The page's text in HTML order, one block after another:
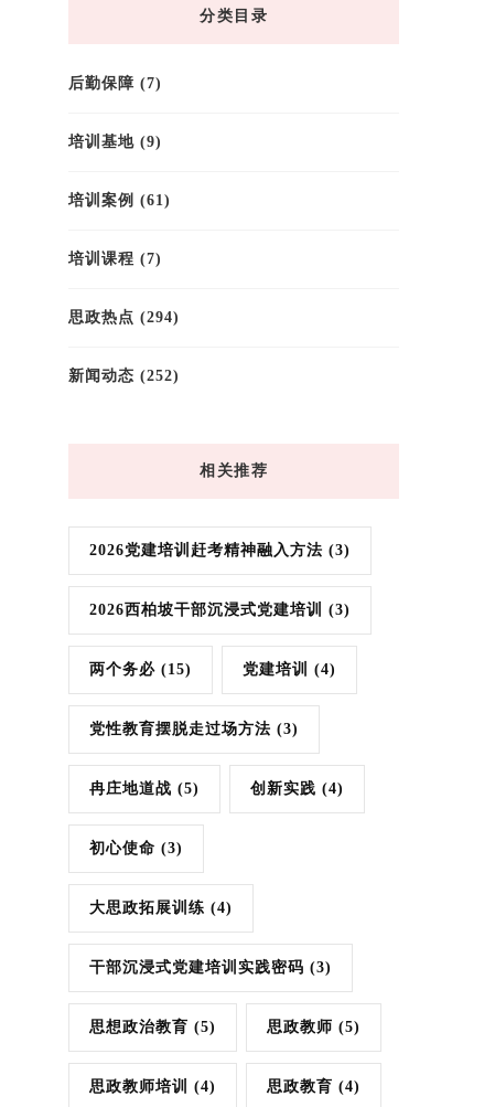
分类目录
后勤保障 (7)
培训基地 (9)
培训案例 (61)
培训课程 (7)
思政热点 (294)
新闻动态 (252)
相关推荐
2026党建培训赶考精神融入方法 (3)
2026西柏坡干部沉浸式党建培训 (3)
两个务必 (15) 党建培训 (4)
党性教育摆脱走过场方法 (3)
冉庄地道战 (5) 创新实践 (4)
初心使命 (3)
大思政拓展训练 (4)
干部沉浸式党建培训实践密码 (3)
思想政治教育 (5) 思政教师 (5)
思政教师培训 (4) 思政教育 (4)